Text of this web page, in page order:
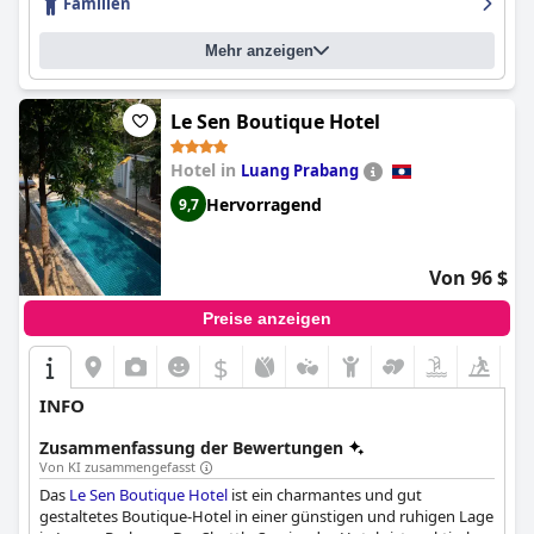
Prabangein wunderbares Hotel mit einer erstklassigen Lage,
schönen Zimmern und außergewöhnlichem Personal.
Mehr anzeigen
Le Sen Boutique Hotel
Hotel in Luang Prabang
9,7 Hervorragend
Von 96 $
Preise anzeigen
$
INFO
Zusammenfassung der Bewertungen
Von KI zusammengefasst
Das Le Sen Boutique Hotel ist ein charmantes und gut
gestaltetes Boutique-Hotel in einer günstigen und ruhigen Lage